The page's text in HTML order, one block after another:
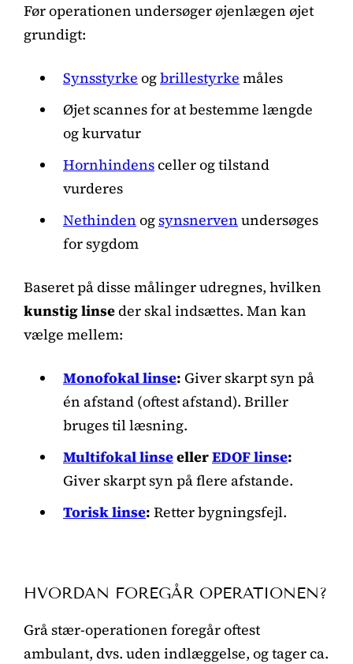
Før operationen undersøger øjenlægen øjet
grundigt:
Synsstyrke ogbrillestyrke måles
Øjet scannes for at bestemme længde
og kurvatur
Hornhindensceller og tilstand
vurderes
Nethinden ogsynsnerven undersøges
for sygdom
Baseret på disse målinger udregnes, hvilken
kunstig linseder skal indsættes. Man kan
vælge mellem:
Monofokal linse: Giver skarpt syn på
én afstand (oftest afstand). Briller
bruges til læsning.
Multifokal linseellerEDOF linse:
Giver skarpt syn på flere afstande.
Torisk linse: Retter bygningsfejl.
HVORDAN FOREGÅR OPERATIONEN?
Grå stær-operationen foregår oftest
ambulant, dvs. uden indlæggelse, og tager ca.